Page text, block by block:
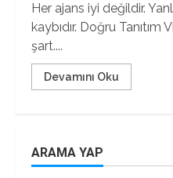
Her ajans iyi değildir.
kaybıdır. Doğru
şart....
Devamını Oku
ARAMA YAP